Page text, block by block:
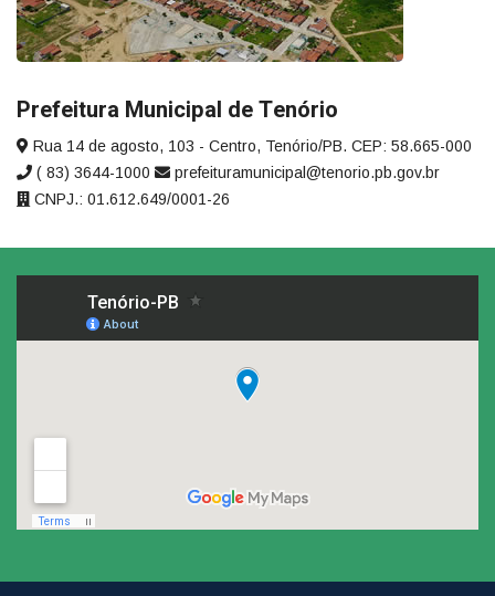
Prefeitura Municipal de Tenório
Rua 14 de agosto, 103 - Centro, Tenório/PB. CEP: 58.665-000
( 83) 3644-1000
prefeituramunicipal@tenorio.pb.gov.br
CNPJ.: 01.612.649/0001-26